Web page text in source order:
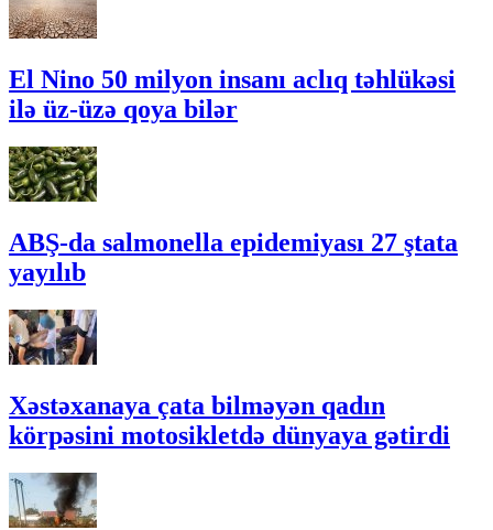
El Nino 50 milyon insanı aclıq təhlükəsi
ilə üz-üzə qoya bilər
ABŞ-da salmonella epidemiyası 27 ştata
yayılıb
Xəstəxanaya çata bilməyən qadın
körpəsini motosikletdə dünyaya gətirdi